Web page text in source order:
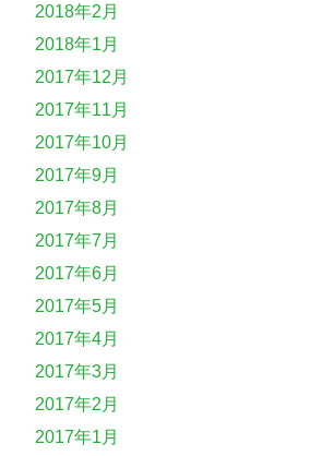
2018年2月
2018年1月
2017年12月
2017年11月
2017年10月
2017年9月
2017年8月
2017年7月
2017年6月
2017年5月
2017年4月
2017年3月
2017年2月
2017年1月